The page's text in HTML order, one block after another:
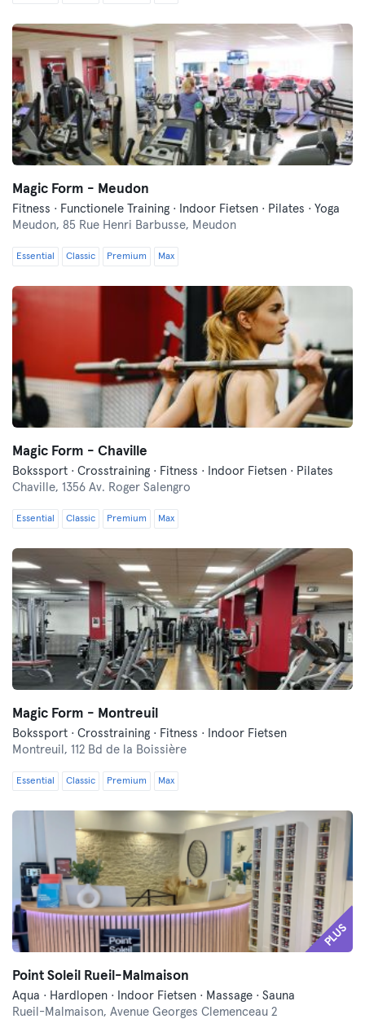
Magic Form - Meudon
Fitness · Functionele Training · Indoor Fietsen · Pilates · Yoga
Meudon, 85 Rue Henri Barbusse, Meudon
Essential Classic Premium Max
Magic Form - Chaville
Bokssport · Crosstraining · Fitness · Indoor Fietsen · Pilates
Chaville, 1356 Av. Roger Salengro
Essential Classic Premium Max
Magic Form - Montreuil
Bokssport · Crosstraining · Fitness · Indoor Fietsen
Montreuil, 112 Bd de la Boissière
Essential Classic Premium Max
PLUS
Point Soleil Rueil-Malmaison
Aqua · Hardlopen · Indoor Fietsen · Massage · Sauna
Rueil-Malmaison, Avenue Georges Clemenceau 2